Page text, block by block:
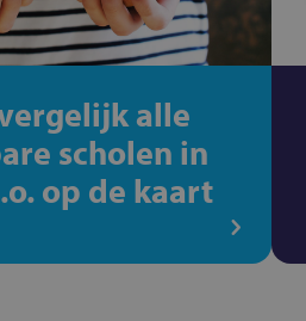
alle
scholen in
op de kaart